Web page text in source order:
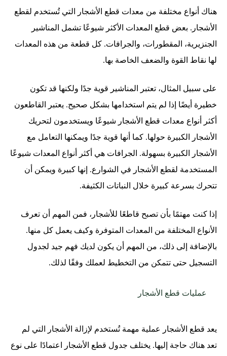
هناك أنواع مختلفة من معدات قطع الأشجار التي تُستخدم لقطع
الأشجار. بعض قطع المعدات الأكثر شيوعًا تشمل المناشير
الجنزيرية، المقطورات، والجرافات. كل قطعة من هذه المعدات
لها نقاط القوة والضعف الخاصة بها.
على سبيل المثال، تعتبر المناشير قوية جدًا ولكنها قد تكون
خطيرة أيضًا إذا لم يتم استخدامها بشكل صحيح. يعتبر القاطعون
أكثر أنواع معدات قطع الأشجار شيوعًا ويستخدمون لتحريك
الأشجار الكبيرة حولها. كما أنها قوية جدًا ويمكنها التعامل مع
الأشجار الكبيرة بسهولة. الجرافات هي أكثر أنواع المعدات شيوعًا
المستخدمة لقطع الأشجار في الشوارع. إنها كبيرة ويمكن أن
تتحرك بسرعة كبيرة خلال النباتات الكثيفة.
إذا كنت مهتمًا بأن تصبح قاطعًا للأشجار، فمن المهم أن تعرف
الأنواع المختلفة من المعدات المتوفرة وكيف يعمل كل منها.
بالإضافة إلى ذلك، من المهم أن يكون لديك فهم جيد لجدول
التسجيل حتى تتمكن من التخطيط لعملك وفقًا لذلك.
عمليات قطع الأشجار
يعد قطع الأشجار عملية مهمة تُستخدم لإزالة الأشجار التي لم
تعد هناك حاجة إليها. يختلف جدول قطع الأشجار اعتمادًا على نوع